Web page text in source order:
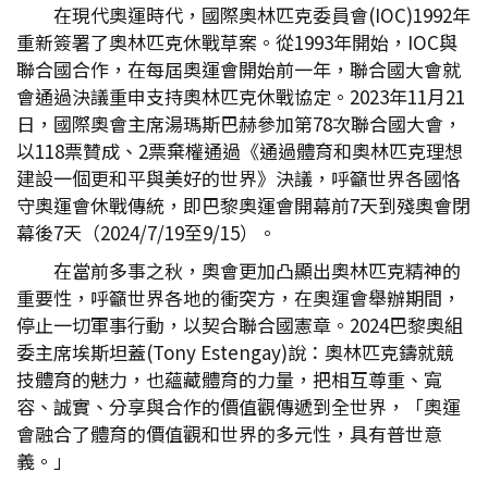
在現代奧運時代，國際奧林匹克委員會(IOC)1992年
重新簽署了奧林匹克休戰草案。從1993年開始，IOC與
聯合國合作，在每屆奧運會開始前一年，聯合國大會就
會通過決議重申支持奧林匹克休戰協定。2023年11月21
日，國際奧會主席湯瑪斯巴赫參加第78次聯合國大會，
以118票贊成、2票棄權通過《通過體育和奧林匹克理想
建設一個更和平與美好的世界》決議，呼籲世界各國恪
守奧運會休戰傳統，即巴黎奧運會開幕前7天到殘奧會閉
幕後7天（2024/7/19至9/15）。
在當前多事之秋，奧會更加凸顯出奧林匹克精神的
重要性，呼籲世界各地的衝突方，在奧運會舉辦期間，
停止一切軍事行動，以契合聯合國憲章。2024巴黎奧組
委主席埃斯坦蓋(Tony Estengay)說：奧林匹克鑄就競
技體育的魅力，也蘊藏體育的力量，把相互尊重、寬
容、誠實、分享與合作的價值觀傳遞到全世界，「奧運
會融合了體育的價值觀和世界的多元性，具有普世意
義。」